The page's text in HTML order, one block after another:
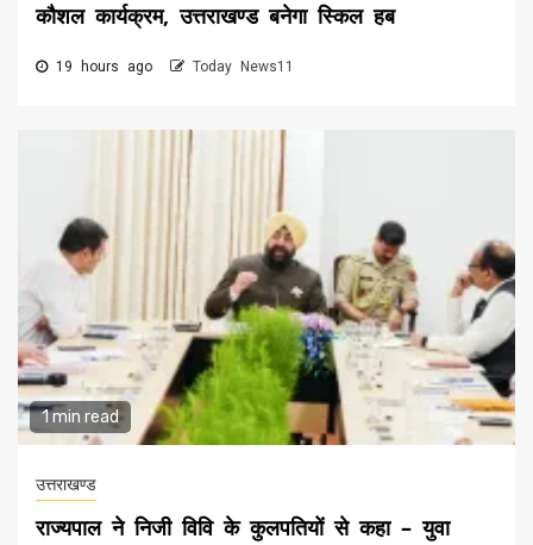
कौशल कार्यक्रम, उत्तराखण्ड बनेगा स्किल हब
19 hours ago Today News11
1 min read
उत्तराखण्ड
राज्यपाल ने निजी विवि के कुलपतियों से कहा – युवा